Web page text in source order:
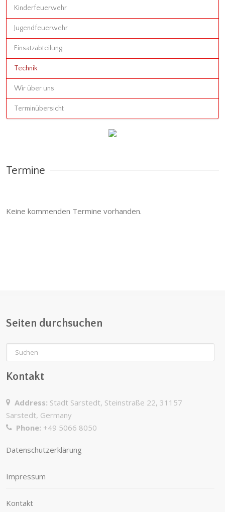
Kinderfeuerwehr
Jugendfeuerwehr
Einsatzabteilung
Technik
Wir über uns
Terminübersicht
Termine
Keine kommenden Termine vorhanden.
Seiten durchsuchen
Kontakt
Address: Stadt Sarstedt, Steinstraße 22, 31157
Sarstedt, Germany
Phone: +49 5066 8050
Datenschutzerklärung
Impressum
Kontakt